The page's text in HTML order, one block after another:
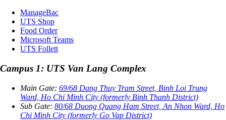
ManageBac
UTS Shop
Food Order
Microsoft Teams
UTS Follett
Campus 1: UTS Van Lang Complex
Main Gate: 69/68 Dang Thuy Tram Street, Binh Loi Trung
Ward, Ho Chi Minh City (formerly Binh Thanh District)
Sub Gate: 80/68 Duong Quang Ham Street, An Nhon Ward, Ho
Chi Minh City (formerly Go Vap District)